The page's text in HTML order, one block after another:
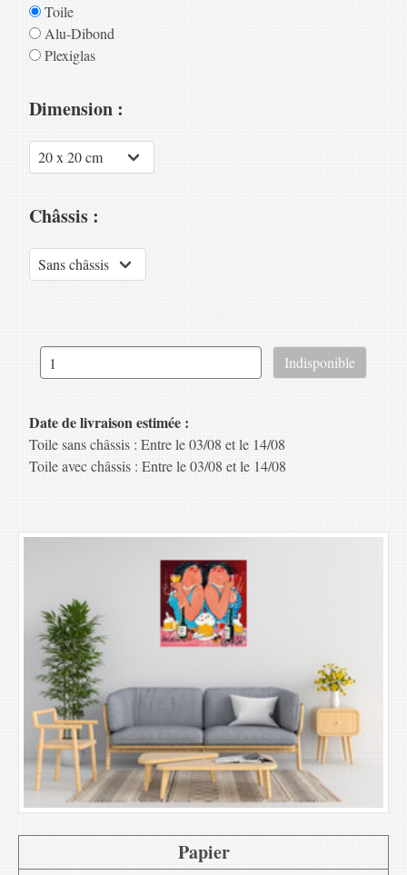
Toile
Alu-Dibond
Plexiglas
Dimension :
Châssis :
Date de livraison estimée :
Toile sans châssis : Entre le 03/08 et le 14/08
Toile avec châssis : Entre le 03/08 et le 14/08
Papier